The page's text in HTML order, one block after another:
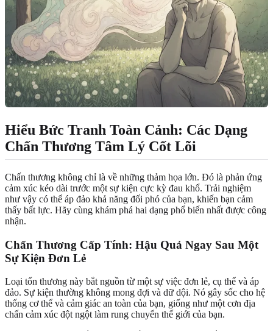
Hiểu Bức Tranh Toàn Cảnh: Các Dạng
Chấn Thương Tâm Lý Cốt Lõi
Chấn thương không chỉ là về những thảm họa lớn. Đó là phản ứng
cảm xúc kéo dài trước một sự kiện cực kỳ đau khổ. Trải nghiệm
như vậy có thể áp đảo khả năng đối phó của bạn, khiến bạn cảm
thấy bất lực. Hãy cùng khám phá hai dạng phổ biến nhất được công
nhận.
Chấn Thương Cấp Tính: Hậu Quả Ngay Sau Một
Sự Kiện Đơn Lẻ
Loại tổn thương này bắt nguồn từ một sự việc đơn lẻ, cụ thể và áp
đảo. Sự kiện thường không mong đợi và dữ dội. Nó gây sốc cho hệ
thống cơ thể và cảm giác an toàn của bạn, giống như một cơn địa
chấn cảm xúc đột ngột làm rung chuyển thế giới của bạn.